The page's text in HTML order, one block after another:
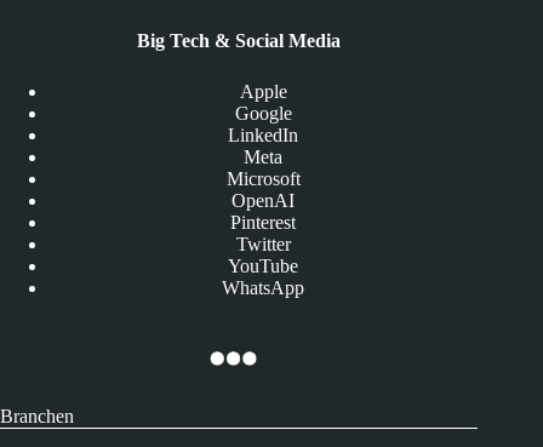
Big Tech & Social Media
Apple
Google
LinkedIn
Meta
Microsoft
OpenAI
Pinterest
Twitter
YouTube
WhatsApp
Branchen